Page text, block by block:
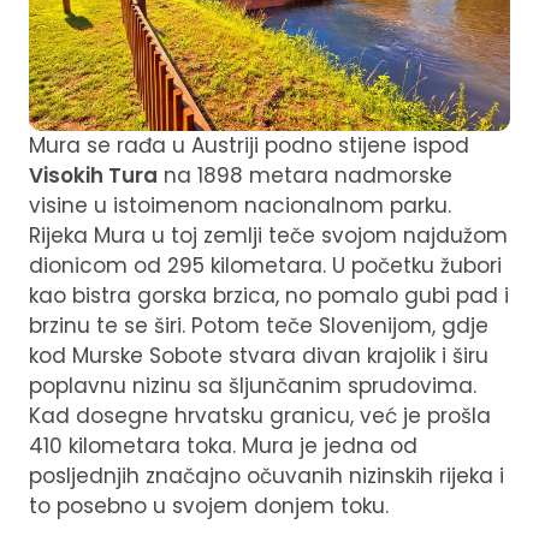
Mura se rađa u Austriji podno stijene ispod
Visokih Tura na 1898 metara nadmorske
visine u istoimenom nacionalnom parku.
Rijeka Mura u toj zemlji teče svojom najdužom
dionicom od 295 kilometara. U početku žubori
kao bistra gorska brzica, no pomalo gubi pad i
brzinu te se širi. Potom teče Slovenijom, gdje
kod Murske Sobote stvara divan krajolik i širu
poplavnu nizinu sa šljunčanim sprudovima.
Kad dosegne hrvatsku granicu, već je prošla
410 kilometara toka. Mura je jedna od
posljednjih značajno očuvanih nizinskih rijeka i
to posebno u svojem donjem toku.